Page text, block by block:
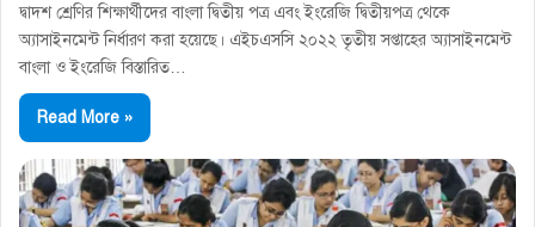
দ্বাদশ শ্রেণির শিক্ষার্থীদের বাংলা দ্বিতীয় পত্র এবং ইংরেজি দ্বিতীয়পত্র থেকে
অ্যাসাইনমেন্ট নির্ধারণ করা হয়েছে। এইচএসসি ২০২২ তৃতীয় সপ্তাহের অ্যাসাইনমেন্ট
বাংলা ও ইংরেজি বিস্তারিত…
Read More »